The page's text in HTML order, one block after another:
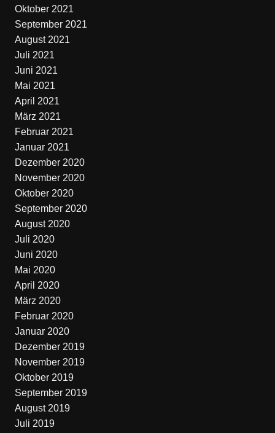
Oktober 2021
September 2021
August 2021
Juli 2021
Juni 2021
Mai 2021
April 2021
März 2021
Februar 2021
Januar 2021
Dezember 2020
November 2020
Oktober 2020
September 2020
August 2020
Juli 2020
Juni 2020
Mai 2020
April 2020
März 2020
Februar 2020
Januar 2020
Dezember 2019
November 2019
Oktober 2019
September 2019
August 2019
Juli 2019